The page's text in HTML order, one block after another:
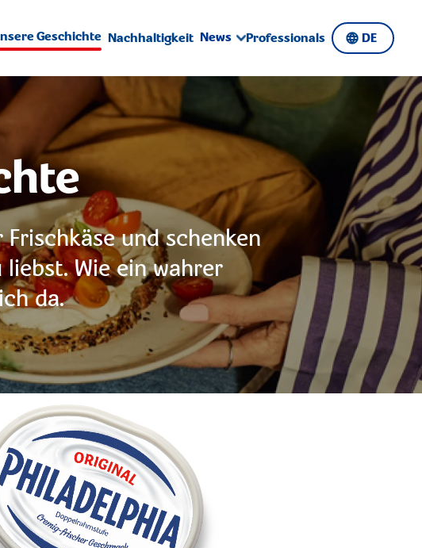
Geschichte Nachhaltigkeit News Professionals DE
und schenken
Wie ein wahrer
da.